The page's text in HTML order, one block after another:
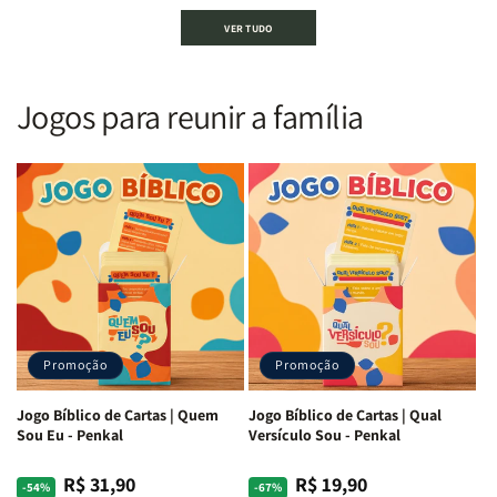
Almeida
Letra
Média
Full
Color
Brochura
Rei
Leão
Bíblia
Almeida
Letra
Média
&amp;
Full
Color
|
Brochura
|
Rei
Leão
Bíblia
PPM
|
|
Full
Color
Capa
Dura
Harpa
|
-
Cruz
Laranja
|
Full
Color
|
Capa
Dura
Harpa
|
-
Cruz
Laranja
VER TUDO
Jogos para reunir a família
Promoção
Jogo Bíblico de Cartas | Quem
Sou Eu - Penkal
-54%
Preço
PreçoR$ 31,90
Promoção
Jogo Bíblico de Cartas | Qual
Versículo Sou - Penkal
-67%
Preço
PreçoR$ 19,90